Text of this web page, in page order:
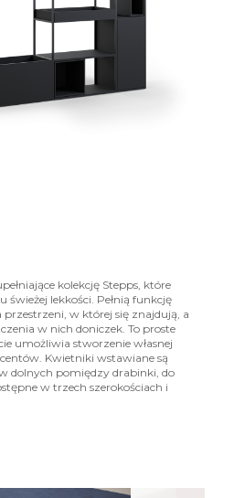
kolekcję Stepps, które
świeżej lekkości. Pełnią funkcję
w której się znajdują, a
w nich doniczek. To proste
umożliwia stworzenie własnej
Kwietniki wstawiane są
dolnych pomiędzy drabinki, do
w trzech szerokościach i